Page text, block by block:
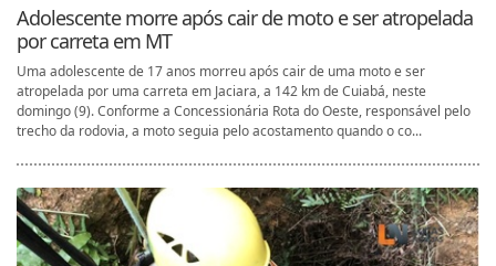
Adolescente morre após cair de moto e ser atropelada
por carreta em MT
Uma adolescente de 17 anos morreu após cair de uma moto e ser
atropelada por uma carreta em Jaciara, a 142 km de Cuiabá, neste
domingo (9). Conforme a Concessionária Rota do Oeste, responsável pelo
trecho da rodovia, a moto seguia pelo acostamento quando o co...